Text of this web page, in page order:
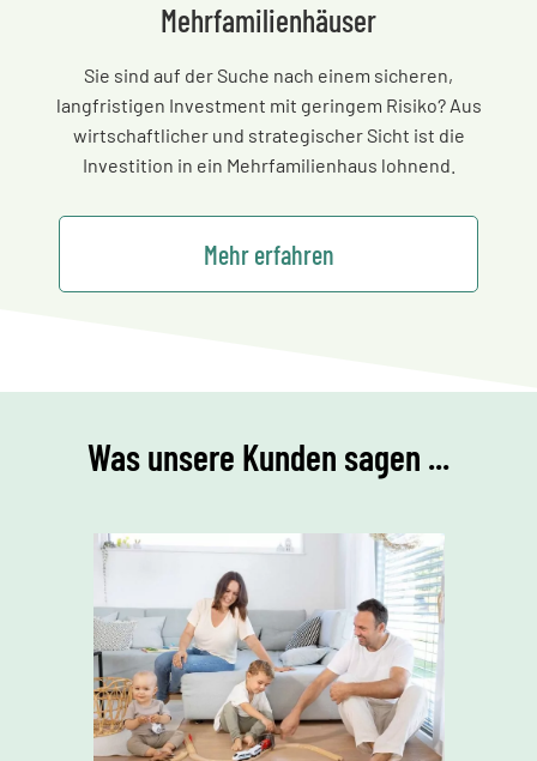
Mehrfamilienhäuser
Sie sind auf der Suche nach einem sicheren,
langfristigen Investment mit geringem Risiko? Aus
wirtschaftlicher und strategischer Sicht ist die
Investition in ein Mehrfamilienhaus lohnend.
Mehr erfahren
Was unsere Kunden sagen ...